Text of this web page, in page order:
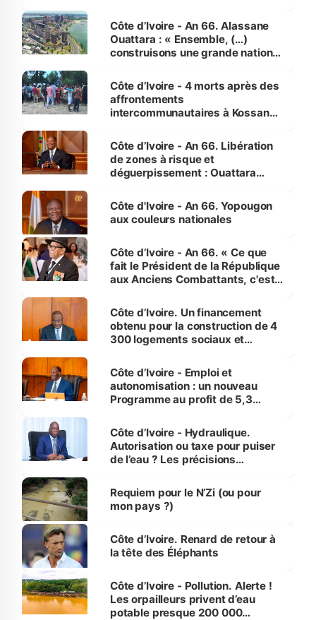
enfants
Côte d’Ivoire - An 66. Alassane
Ouattara : « Ensemble, (…)
construisons une grande nation
générations futures »
Côte d’Ivoire - 4 morts après des
affrontements
intercommunautaires à Kossandji
milieu des sinistrés
Côte d’Ivoire - An 66. Libération
de zones à risque et
déguerpissement : Ouattara
l'Etat de droit pour préserver les
vies humaines »
Côte d'Ivoire - An 66. Yopougon
aux couleurs nationales
Côte d’Ivoire - An 66. « Ce que
fait le Président de la République
aux Anciens Combattants, c'est
Côte d’Ivoire. Un financement
obtenu pour la construction de 4
300 logements sociaux et
et Yamoussoukro
Côte d’Ivoire - Emploi et
autonomisation : un nouveau
Programme au profit de 5,3
Côte d’Ivoire - Hydraulique.
Autorisation ou taxe pour puiser
de l’eau ? Les précisions
Requiem pour le N’Zi (ou pour
mon pays ?)
Côte d’Ivoire. Renard de retour à
la tête des Éléphants
Côte d’Ivoire - Pollution. Alerte !
Les orpailleurs privent d’eau
potable presque 200 000